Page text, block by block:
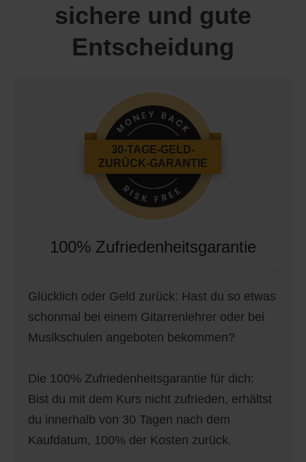
sichere und gute
Entscheidung
30-TAGE-GELD-
ZURÜCK-GARANTIE
100% Zufriedenheitsgarantie
Glücklich oder Geld zurück: Hast du so etwas
schonmal bei einem Gitarrenlehrer oder bei
Musikschulen angeboten bekommen?
Die 100% Zufriedenheitsgarantie für dich:
Bist du mit dem Kurs nicht zufrieden, erhältst
du innerhalb von 30 Tagen nach dem
Kaufdatum, 100% der Kosten zurück.